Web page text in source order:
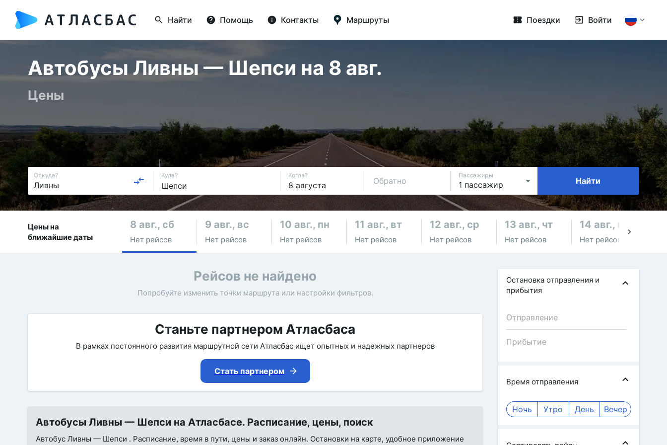
Найти Помощь Контакты Маршруты Поездки Войти
Автобусы Ливны — Шепси на 8 авг.
Цены
Откуда? Куда? Когда?
Обратно
Пассажиры
Найти
Цены на
ближайшие даты
8 авг., сб
Нет рейсов
9 авг., вс
Нет рейсов
10 авг., пн
Нет рейсов
11 авг., вт
Нет рейсов
12 авг., ср
Нет рейсов
13 авг., чт
Нет рейсов
14 авг., пт
Нет рейсов
Рейсов не найдено
Попробуйте изменить точки маршрута или настройки фильтров.
Станьте партнером Атласбаса
В рамках постоянного развития маршрутной сети Атласбас ищет опытных и надежных партнеров
Стать партнером
Автобусы Ливны — Шепси на Атласбасе. Расписание, цены, поиск
Автобус Ливны — Шепси . Расписание, время в пути, цены и заказ онлайн. Остановки на карте, удобное приложение
Остановка отправления и
прибытия
Время отправления
Ночь Утро День Вечер